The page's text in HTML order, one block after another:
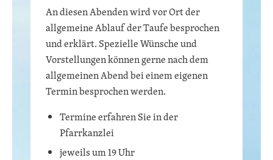
An diesen Abenden wird vor Ort der
allgemeine Ablauf der Taufe besprochen
und erklärt. Spezielle Wünsche und
Vorstellungen können gerne nach dem
allgemeinen Abend bei einem eigenen
Termin besprochen werden.
Termine erfahren Sie in der
Pfarrkanzlei
jeweils um 19 Uhr